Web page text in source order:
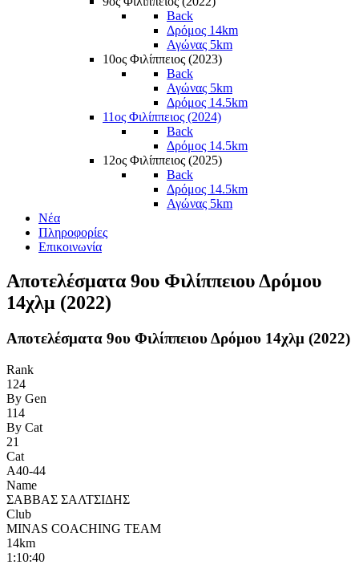
Back
Δρόμος 14km
Αγώνας 5km
10ος Φιλίππειος (2023)
Back
Αγώνας 5km
Δρόμος 14.5km
11ος Φιλίππειος (2024)
Back
Δρόμος 14.5km
12ος Φιλίππειος (2025)
Back
Δρόμος 14.5km
Αγώνας 5km
Νέα
Πληροφορίες
Επικοινωνία
Αποτελέσματα 9ου Φιλίππειου Δρόμου
14χλμ (2022)
Αποτελέσματα 9ου Φιλίππειου Δρόμου 14χλμ (2022)
Rank
124
By Gen
114
By Cat
21
Cat
Α40-44
Name
ΣΑΒΒΑΣ ΣΑΛΤΣΙΔΗΣ
Club
MINAS COACHING TEAM
14km
1:10:40